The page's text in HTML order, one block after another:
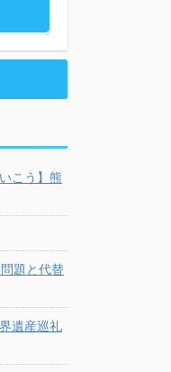
こう】熊
題と代替
遺産巡礼